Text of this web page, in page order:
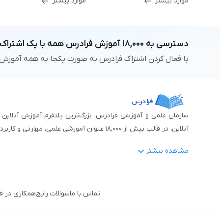
دسترسی به ۱۸,۰۰۰ آموزش فرادرس همه با یک اشتراک
با فعال کردن اشتراک فرادرس به صورت یکجا به همه
آنلاین، در قالب بیش از ۱۸,۰۰۰ عنوان آموزشی علمی، مهارتی و کاربردی، منتشر کرده‌است.
مشاهده بیشتر
دروس رسمی دبیرستان و پیش دانشگاهی،آموزش‌های تماس با ماسوالات رایجهمکاری در